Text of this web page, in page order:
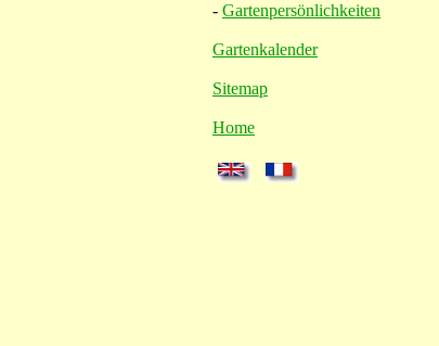
- Gartenpersönlichkeiten
Gartenkalender
Sitemap
Home